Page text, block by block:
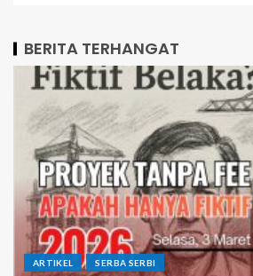
BERITA TERHANGAT
ARTIKEL SERBA SERBI